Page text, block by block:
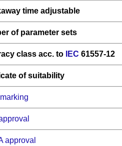
time adjustable
of parameter sets
class acc. to IEC 61557-12
of suitability
approval